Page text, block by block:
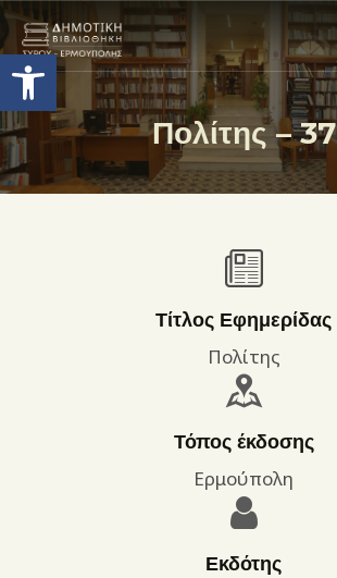
Ανοίξτε τη γραμμή εργαλείων
Πολίτης – 37
Η ΒΙΒΛΙΟΘΗΚΗ
ΟΙ ΣΥΛΛΟΓΈΣ
ΔΡΑΣΤΗΡΙΟΤΗΤΕΣ
ΕΠΙΚΟΙΝΩΝΊΑ
ΌΡΟΙ ΧΡΉΣΗΣ
Τίτλος Εφημερίδας
Πολίτης
Τόπος έκδοσης
Ερμούπολη
Εκδότης